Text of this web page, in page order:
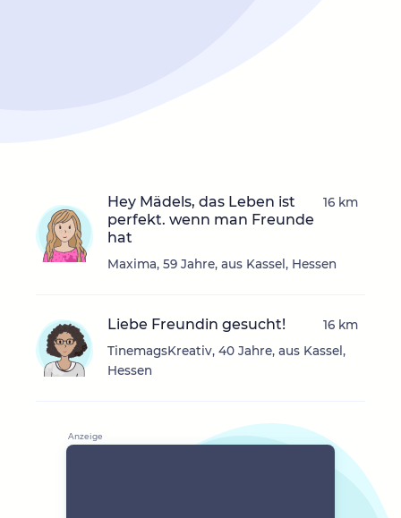
Hey Mädels, das Leben ist
perfekt. wenn man Freunde
hat
Maxima, 59 Jahre, aus Kassel, Hessen
16 km
Liebe Freundin gesucht!
TinemagsKreativ, 40 Jahre, aus Kassel,
Hessen
16 km